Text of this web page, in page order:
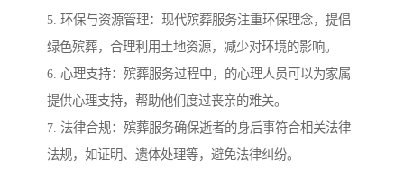
5. 环保与资源管理：现代殡葬服务注重环保理念，提倡
绿色殡葬，合理利用土地资源，减少对环境的影响。
6. 心理支持：殡葬服务过程中，的心理人员可以为家属
提供心理支持，帮助他们度过丧亲的难关。
7. 法律合规：殡葬服务确保逝者的身后事符合相关法律
法规，如证明、遗体处理等，避免法律纠纷。